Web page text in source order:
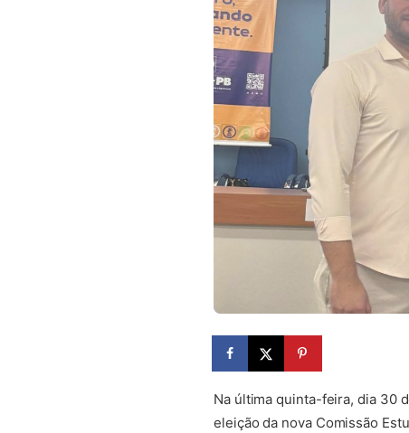
Na última quinta-feira, dia 30
eleição da nova Comissão